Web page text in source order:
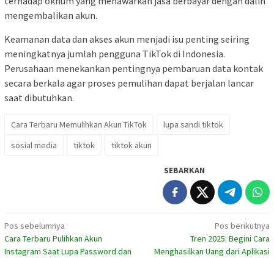
mengembalikan akun.
Keamanan data dan akses akun menjadi isu penting seiring
meningkatnya jumlah pengguna TikTok di Indonesia.
Perusahaan menekankan pentingnya pembaruan data kontak
secara berkala agar proses pemulihan dapat berjalan lancar
saat dibutuhkan.
Cara Terbaru Memulihkan Akun TikTok
lupa sandi tiktok
sosial media
tiktok tiktok akun
SEBARKAN
Navigasi
pos
Pos sebelumnya
Cara Terbaru Pulihkan Akun
Instagram Saat Lupa Password dan
Pos berikutnya
Tren 2025: Begini Cara
Menghasilkan Uang dari Aplikasi